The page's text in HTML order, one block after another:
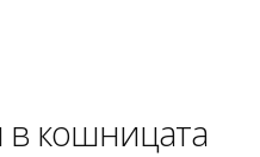
в кошницата